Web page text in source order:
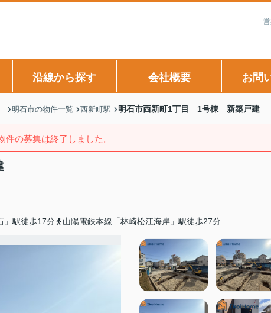
沿線から探す 会社概要 お問
明石市の物件一覧 西新町駅 明石市西新町1丁目 1号棟 新築戸建
件の募集は終了しました。
」駅徒歩17分 山陽電鉄本線「林崎松江海岸」駅徒歩27分